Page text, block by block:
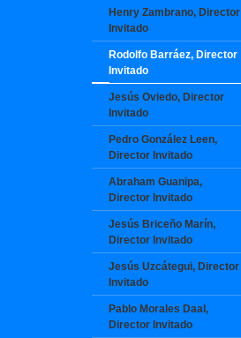
Henry Zambrano, Director
Invitado
Rodolfo Barráez, Director
Invitado
Jesús Oviedo, Director
Invitado
Pedro González Leen,
Director Invitado
Abraham Guanipa,
Director Invitado
Jesús Briceño Marín,
Director Invitado
Jesús Uzcátegui, Director
Invitado
Pablo Morales Daal,
Director Invitado